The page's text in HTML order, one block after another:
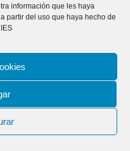
información que les haya
partir del uso que haya hecho de
con Oxígeno Activo